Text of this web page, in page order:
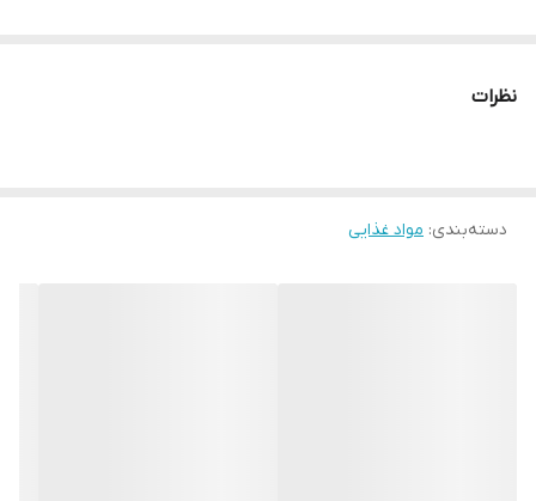
نظرات
دسته‌بندی: مواد غذایی